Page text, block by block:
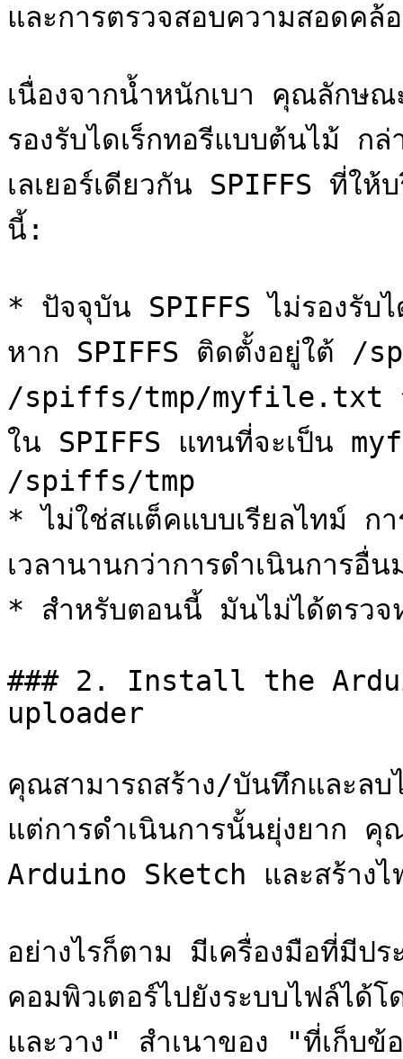
และการตรวจสอบความสอดคล้
เนื่องจากน้ำหนักเบา คุณลักษ
รองรับไดเร็กทอรีแบบต้นไม้ ก
เลเยอร์เดียวกัน SPIFFS ที่ใ
นี้:
* ปัจจุบัน SPIFFS ไม่รองรับไ
หาก SPIFFS ติดตั้งอยู่ใต้ /
/spiffs/tmp/myfile.txt จ
ใน SPIFFS แทนที่จะเป็น
/spiffs/tmp
* ไม่ใช่สแต็คแบบเรียลไทม์ กา
เวลานานกว่าการดำเนินการอื่น
* สำหรับตอนนี้ มันไม่ได้ตรวจ
### 2. Install the
uploader
คุณสามารถสร้าง/บันทึกและล
แต่การดำเนินการนั้นยุ่งยาก คุ
Arduino Sketch และสร้างไ
อย่างไรก็ตาม มีเครื่องมือที่มีป
คอมพิวเตอร์ไปยังระบบไฟล์ได้
และวาง" สำเนาของ "ที่เก็บ